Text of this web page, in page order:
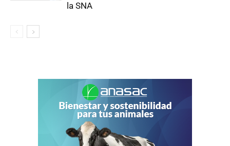
la SNA